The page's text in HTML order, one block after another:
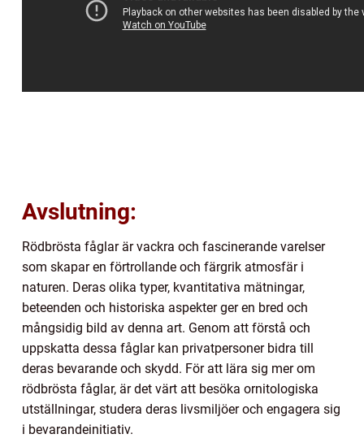
Avslutning:
Rödbrösta fåglar är vackra och fascinerande varelser
som skapar en förtrollande och färgrik atmosfär i
naturen. Deras olika typer, kvantitativa mätningar,
beteenden och historiska aspekter ger en bred och
mångsidig bild av denna art. Genom att förstå och
uppskatta dessa fåglar kan privatpersoner bidra till
deras bevarande och skydd. För att lära sig mer om
rödbrösta fåglar, är det värt att besöka ornitologiska
utställningar, studera deras livsmiljöer och engagera sig
i bevarandeinitiativ.